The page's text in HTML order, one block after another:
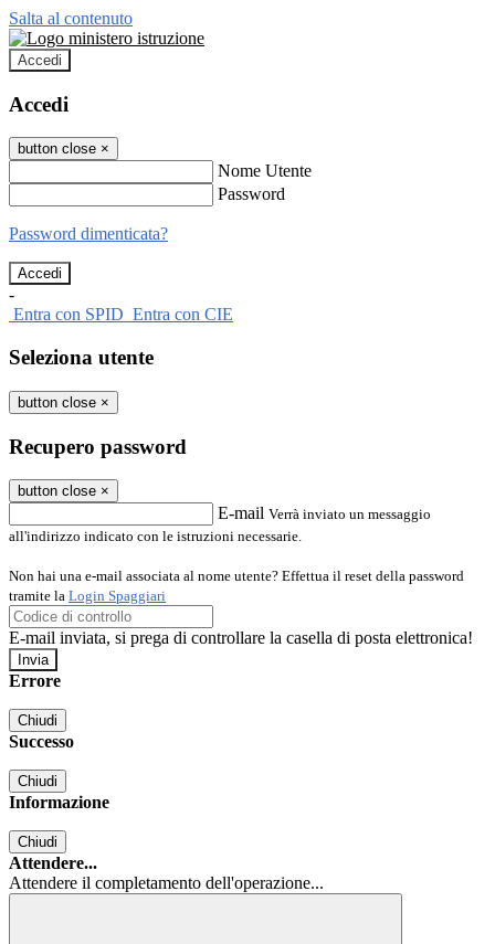
Salta al contenuto
Accedi
Accedi
button close ×
Nome Utente
Password
Password dimenticata?
-
Entra con SPID Entra con CIE
Seleziona utente
button close ×
Recupero password
button close ×
E-mail Verrà inviato un messaggio
all'indirizzo indicato con le istruzioni necessarie.
Non hai una e-mail associata al nome utente? Effettua il reset della password
tramite la Login Spaggiari
E-mail inviata, si prega di controllare la casella di posta elettronica!
Errore
Chiudi
Successo
Chiudi
Informazione
Chiudi
Attendere...
Attendere il completamento dell'operazione...